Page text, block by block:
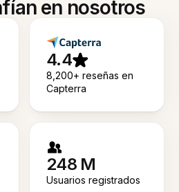
en nosotros
4.4
8,200+ reseñas en
Capterra
248 M
Usuarios registrados